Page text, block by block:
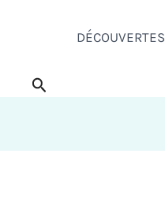
DÉCOUVERTES
Rechercher